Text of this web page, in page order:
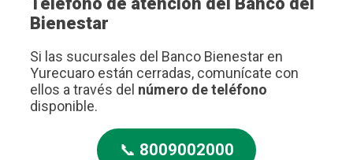
Bienestar
Si las sucursales del Banco Bienestar en
Yurecuaro están cerradas, comunícate con
ellos a través del número de teléfono
disponible.
📞 8009002000